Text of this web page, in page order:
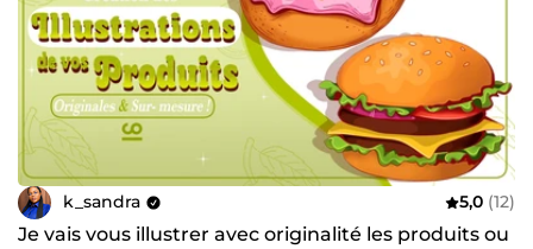
k_sandra 5,0 (12)
Je vais vous illustrer avec originalité les produits ou